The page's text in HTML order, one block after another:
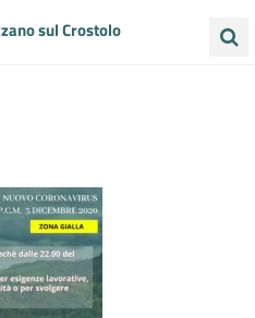
sul Crostolo
MATILDICHE